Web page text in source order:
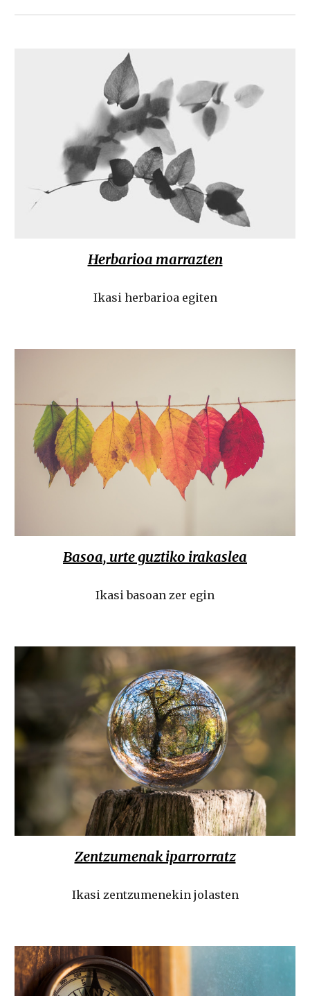
Herbarioa marrazten
Ikasi herbarioa egiten
Basoa, urte guztiko irakaslea
Ikasi basoan zer egin
Zentzumenak iparrorratz
Ikasi zentzumenekin jolasten